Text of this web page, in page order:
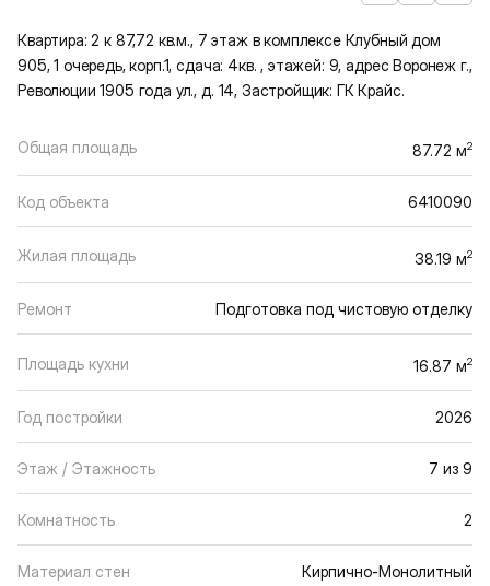
Квартира: 2 к 87,72 кв.м., 7 этаж в комплексе Клубный дом
905, 1 очередь, корп.1, сдача: 4кв. , этажей: 9, адрес Воронеж г.,
Революции 1905 года ул., д. 14, Застройщик: ГК Крайс.
Общая площадь 87.72 м2
Код объекта 6410090
Жилая площадь 38.19 м2
Ремонт Подготовка под чистовую отделку
Площадь кухни 16.87 м2
Год постройки 2026
Этаж / Этажность 7 из 9
Комнатность 2
Материал стен Кирпично-Монолитный